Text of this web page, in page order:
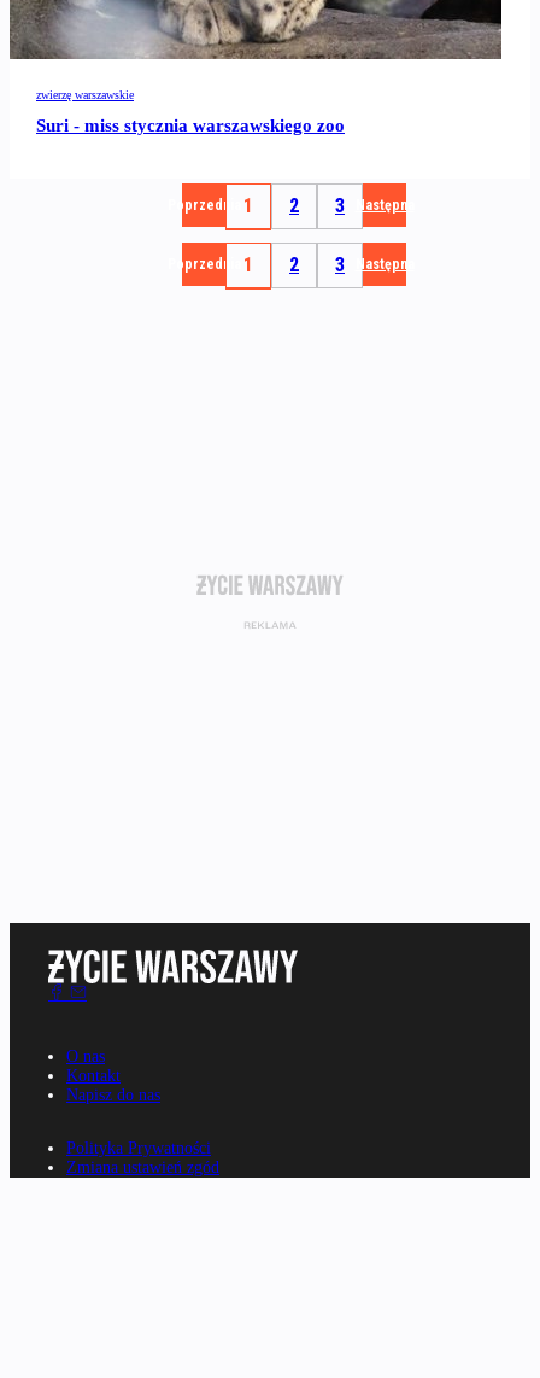
zwierzę warszawskie
Suri - miss stycznia warszawskiego zoo
Poprzednia 1 2 3 Następna
Poprzednia 1 2 3 Następna
O nas
Kontakt
Napisz do nas
Polityka Prywatności
Zmiana ustawień zgód